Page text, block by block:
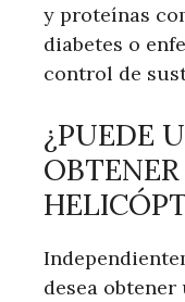
y proteínas
diabetes o
control de
¿PUEDE
desea